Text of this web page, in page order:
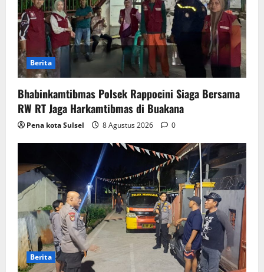
Berita
Bhabinkamtibmas Polsek Rappocini Siaga Bersama
RW RT Jaga Harkamtibmas di Buakana
Pena kota Sulsel 8 Agustus 2026 0
Berita